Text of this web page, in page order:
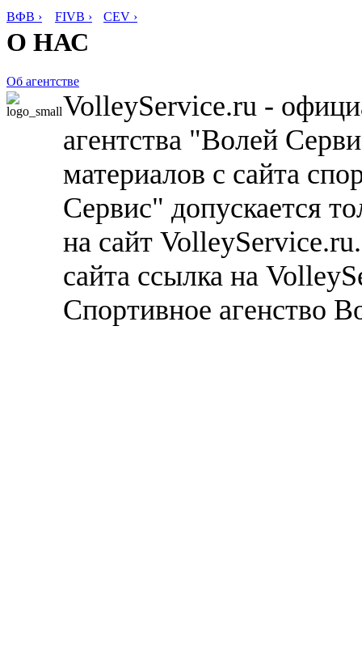
ВФВ › FIVB › CEV ›
О НАС
Об агентстве
VolleyService.ru -
агентства "Волей
материалов с сайта
Сервис" допускается
на сайт
сайта ссылка на
Спортивное агенство